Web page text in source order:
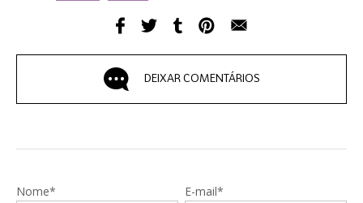
DEIXAR COMENTÁRIOS
Nome* E-mail*